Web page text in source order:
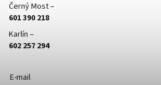
Černý Most –
601 390 218
Karlín –
602 257 294
E-mail